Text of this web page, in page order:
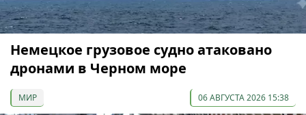
Немецкое грузовое судно атаковано
дронами в Черном море
МИР 06 АВГУСТА 2026 15:38